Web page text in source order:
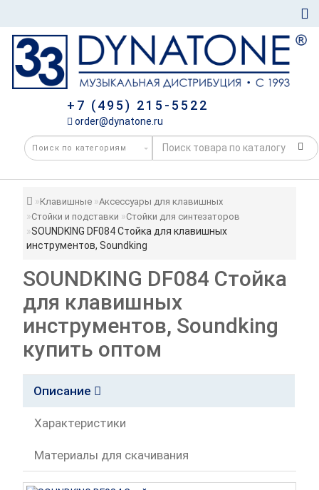
+7 (495) 215-5522
order@dynatone.ru
Клавишные
Аксессуары для клавишных
Стойки и подставки
Стойки для синтезаторов
SOUNDKING DF084 Стойка для клавишных
инструментов, Soundking
SOUNDKING DF084 Стойка
для клавишных
инструментов, Soundking
купить оптом
Описание
Характеристики
Материалы для скачивания